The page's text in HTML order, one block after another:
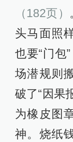
（182页）
头马面照
也要“门包”
场潜规则
破了“因果
为橡皮图
神。烧纸